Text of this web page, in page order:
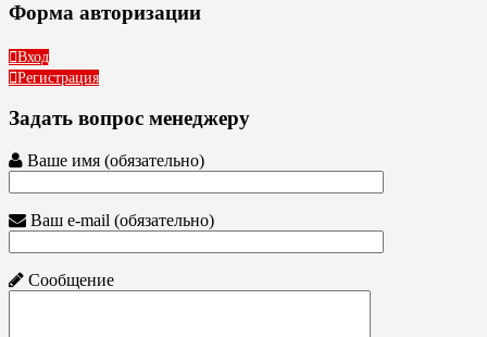
Форма авторизации
Вход
Регистрация
Задать вопрос менеджеру
Ваше имя (обязательно)
Ваш e-mail (обязательно)
Сообщение